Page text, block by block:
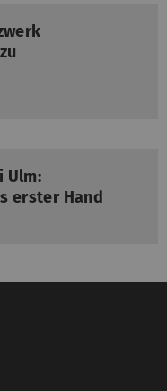
Ulm:
erster Hand